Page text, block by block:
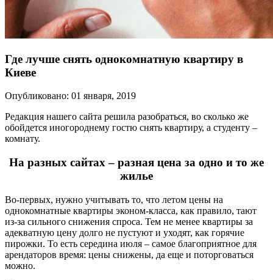
Где лучше снять однокомнатную квартиру в
Киеве
Опубликовано: 01 января, 2019
Редакция нашего сайта решила разобраться, во сколько же
обойдется иногороднему гостю снять квартиру, а студенту –
комнату.
На разных сайтах – разная цена за одно и то же
жилье
Во-первых, нужно учитывать то, что летом цены на
однокомнатные квартиры эконом-класса, как правило, тают
из-за сильного снижения спроса. Тем не менее квартиры за
адекватную цену долго не пустуют и уходят, как горячие
пирожки. То есть середина июля – самое благоприятное для
арендаторов время: цены снижены, да еще и поторговаться
можно.